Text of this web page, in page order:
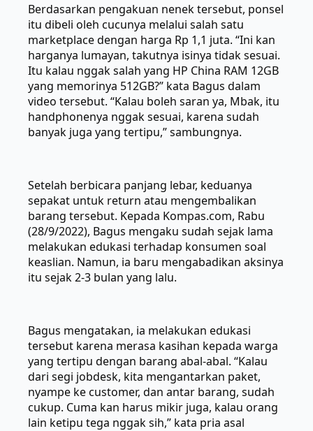
Berdasarkan pengakuan nenek tersebut, ponsel
itu dibeli oleh cucunya melalui salah satu
marketplace dengan harga Rp 1,1 juta. “Ini kan
harganya lumayan, takutnya isinya tidak sesuai.
Itu kalau nggak salah yang HP China RAM 12GB
yang memorinya 512GB?” kata Bagus dalam
video tersebut. “Kalau boleh saran ya, Mbak, itu
handphonenya nggak sesuai, karena sudah
banyak juga yang tertipu,” sambungnya.
Setelah berbicara panjang lebar, keduanya
sepakat untuk return atau mengembalikan
barang tersebut. Kepada Kompas.com, Rabu
(28/9/2022), Bagus mengaku sudah sejak lama
melakukan edukasi terhadap konsumen soal
keaslian. Namun, ia baru mengabadikan aksinya
itu sejak 2-3 bulan yang lalu.
Bagus mengatakan, ia melakukan edukasi
tersebut karena merasa kasihan kepada warga
yang tertipu dengan barang abal-abal. “Kalau
dari segi jobdesk, kita mengantarkan paket,
nyampe ke customer, dan antar barang, sudah
cukup. Cuma kan harus mikir juga, kalau orang
lain ketipu tega nggak sih,” kata pria asal